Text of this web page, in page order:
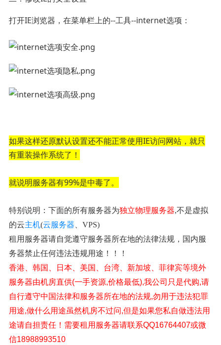
打开IE浏览器，在菜单栏上的--工具--internet选项：
如果这样还原默认设置还不能正常使用IE访问网站，就只
有重装操作系统了！
就说明服务器有99%是中毒了。
特别说明：下面的所有服务器为独立物理服务器,不是虚拟
的云主机(云服务器 、VPS)
租用服务器请自觉遵守服务器所在地的法律法规，国内服
务器禁止任何违法违规用途！！！
香港、韩国、日本、美国、台湾、新加坡、菲律宾等境外
服务器由机房直供(一手资源,价格最低),我公司只是代购,请
自行遵守中国法律和服务器所在地的法规,勿用于违法犯罪
用途,做什么用途虽然机房不过问,但是如果您私自做违法用
途请自担责任！ 需要租用服务器请联系QQ16764407或微
信18988993510